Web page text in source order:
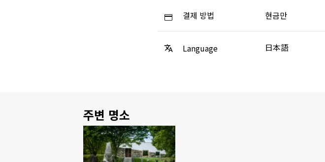
결제 방법 현금만
Language 日本語
주변 명소